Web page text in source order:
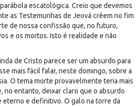
escatológica. Creio que devemos
as Testemunhas de Jeová crêem no fim
de nossa confissão que, no futuro,
e os mortos. Isto é realidade e não
de Cristo parece ser um absurdo para
mais fácil falar, neste domingo, sobre a
O tema morte provavelmente teria mais
no entanto, deixar claro que o absurdo
e definitivo. O galo na torre da